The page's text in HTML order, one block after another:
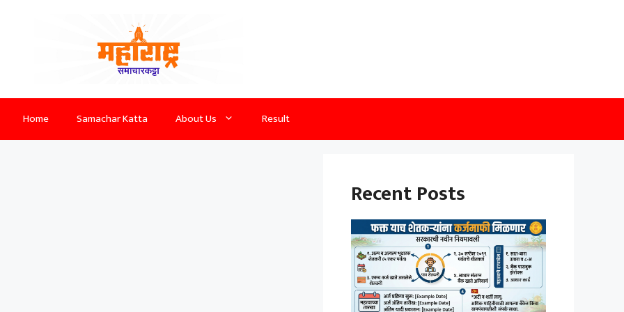
Home Samachar Katta About Us Result
Recent Posts